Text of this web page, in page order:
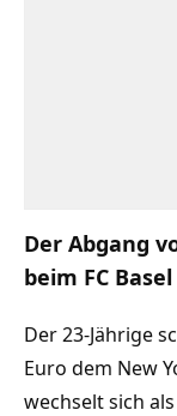
Der Abgang
beim FC
Der 23-Jährige
Euro dem New
wechselt sich